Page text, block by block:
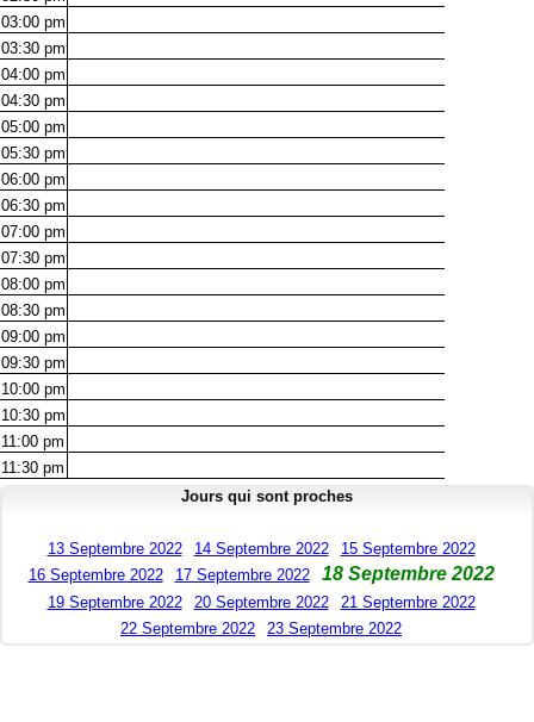
03:00 pm
03:30 pm
04:00 pm
04:30 pm
05:00 pm
05:30 pm
06:00 pm
06:30 pm
07:00 pm
07:30 pm
08:00 pm
08:30 pm
09:00 pm
09:30 pm
10:00 pm
10:30 pm
11:00 pm
11:30 pm
Jours qui sont proches
13 Septembre 2022 14 Septembre 2022
15 Septembre 2022
16 Septembre 2022
17 Septembre 2022 18 Septembre 2022
19 Septembre 2022 20 Septembre 2022
21 Septembre 2022
22 Septembre 2022
23 Septembre 2022